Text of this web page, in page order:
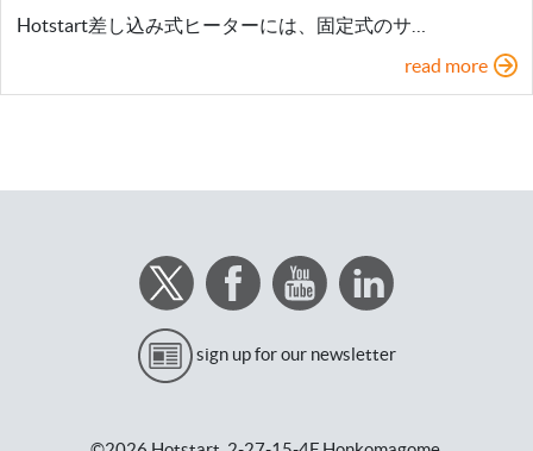
Hotstart差し込み式ヒーターには、固定式のサ…
read more
sign up for our newsletter